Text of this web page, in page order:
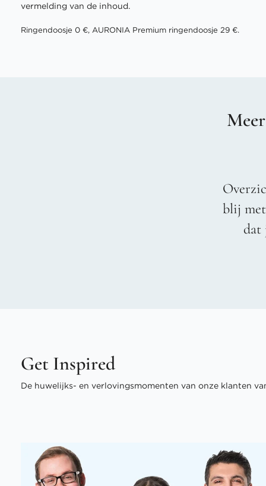
vermelding van de inhoud.
Ringendoosje 0 €, AURONIA Premium ringendoosje 29 €.
blij
dat
Get Inspired
De huwelijks- en verlovingsmomenten van onze klanten